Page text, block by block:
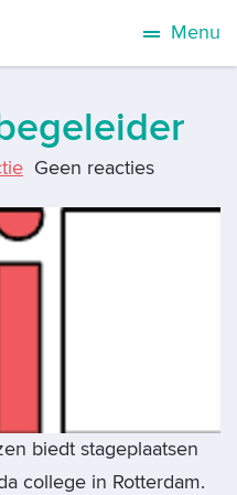
Menu
Geen reacties
biedt stageplaatsen
college in Rotterdam.